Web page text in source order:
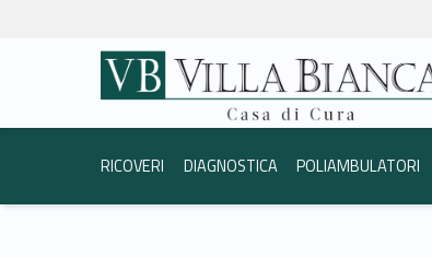
Esame del fondo oculare (Fundus Oculi) - Casa di Cura Villa Bianca Trento
La vostra salute è la nostra priorità.
Header info sidebar
RICOVERI DIAGNOSTICA POLIAMBULATORI